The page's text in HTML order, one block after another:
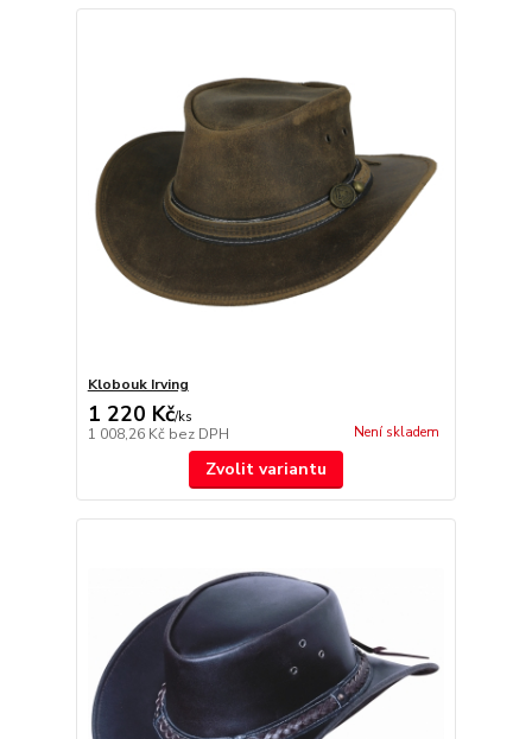
Klobouk Irving
1 220 Kč/ks
1 008,26 Kč bez DPH Není skladem
Zvolit variantu